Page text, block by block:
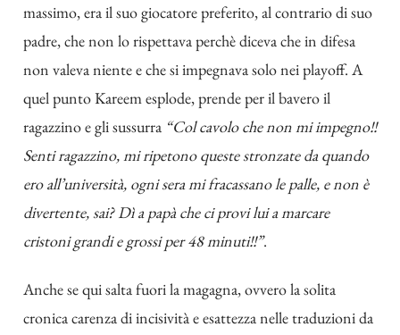
massimo, era il suo giocatore preferito, al contrario di suo
padre, che non lo rispettava perchè diceva che in difesa
non valeva niente e che si impegnava solo nei playoff. A
quel punto Kareem esplode, prende per il bavero il
ragazzino e gli sussurra “Col cavolo che non mi impegno!!
Senti ragazzino, mi ripetono queste stronzate da quando
ero all’università, ogni sera mi fracassano le palle, e non è
divertente, sai? Dì a papà che ci provi lui a marcare
cristoni grandi e grossi per 48 minuti!!”.
Anche se qui salta fuori la magagna, ovvero la solita
cronica carenza di incisività e esattezza nelle traduzioni da